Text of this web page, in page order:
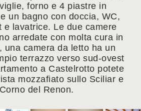
forno e 4 piastre in
un bagno con doccia, WC,
e lavatrice. Le due camere
arredate con molta cura in
una camera da letto ha un
terrazzo verso sud-ovest
a Castelrotto potete
mozzafiato sullo Sciliar e
del Renon.